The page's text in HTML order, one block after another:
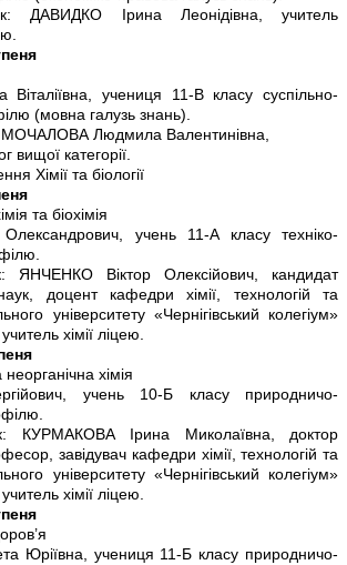
ДАВИДКО Ірина Леонідівна, учитель
Віталіївна, учениця 11-В класу суспільно-
(мовна галузь знань).
МОЧАЛОВА Людмила Валентинівна,
вищої категорії.
Хімії та біології
та біохімія
учень 11-А класу техніко-
ЯНЧЕНКО Віктор Олексійович, кандидат
доцент кафедри хімії, технологій та
університету «Чернігівський колегіум»
хімії ліцею.
хімія
учень 10-Б класу природничо-
КУРМАКОВА Ірина Миколаївна, доктор
завідувач кафедри хімії, технологій та
університету «Чернігівський колегіум»
хімії ліцею.
Юріївна, учениця 11-Б класу природничо-